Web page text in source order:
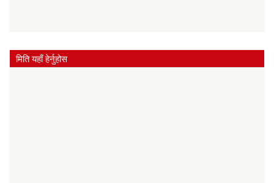
मिति यहाँ हेर्नुहोस